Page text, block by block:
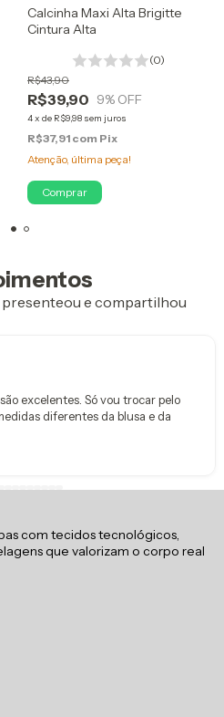
Calcinha Maxi Alta Brigitte
Cintura Alta
(0)
R$39,90
R$43,90
9% OFF
4x de R$9,98 sem juros
R$37,91 com Pix
Atenção, última peça!
Comprar
presenteou e compartilhou
excelentes. Só vou trocar pelo
diferentes da blusa e da
com tecidos tecnológicos,
que valorizam o corpo real